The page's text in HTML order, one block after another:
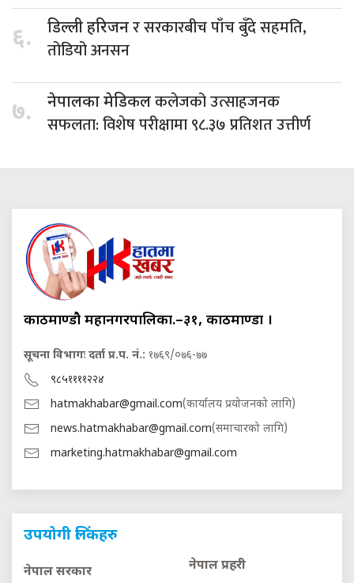
६. डिल्ली हरिजनर सरकारबीच पाँच बुँदे सहमति,
तोडियो अनसन
७. नेपालका मेडिकलकलेजको उत्साहजनक
सफलता: विशेष परीक्षामा ९८.३७ प्रतिशत उत्तीर्ण
काठमाण्डौ महानगरपालिका.–३१, काठमाण्डौं ।
सूचना विभागः दर्ता प्र.प. नं.: १७६९/०७६-७७
९८५११११२२४
hatmakhabar@gmail.com(कार्यालय प्रयोजनको लागि)
news.hatmakhabar@gmail.com(समाचारको लागि)
marketing.hatmakhabar@gmail.com
उपयोगी लिंकहरु
नेपाल सरकार
नेपाल प्रहरी